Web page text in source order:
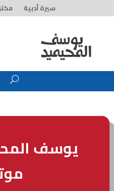
سيرة أدبية
يوسف